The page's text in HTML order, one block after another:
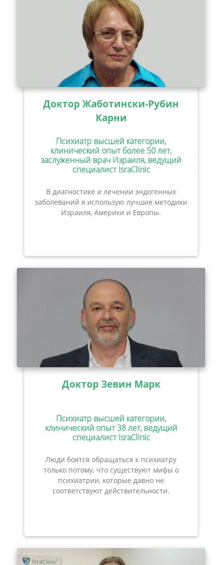
Доктор Жаботински-Рубин
Карни
Психиатр высшей категории,
клинический опыт более 50 лет,
заслуженный врач Израиля, ведущий
специалист IsraClinic
В диагностике и лечении эндогенных
заболеваний я использую лучшие методики
Израиля, Америки и Европы.
Доктор Зевин Марк
Психиатр высшей категории,
клинический опыт 38 лет, ведущий
специалист IsraClinic
Люди боятся обращаться к психиатру
только потому, что существуют мифы о
психиатрии, которые давно не
соответствуют действительности.